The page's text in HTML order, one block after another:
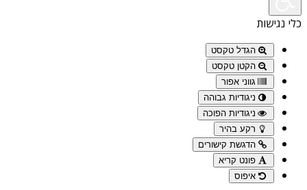
כלי נגישות
הגדל טקסט
הקטן טקסט
גווני אפור
ניגודיות גבוהה
ניגודיות הפוכה
רקע בהיר
הדגשת קישורים
פונט קריא
איפוס